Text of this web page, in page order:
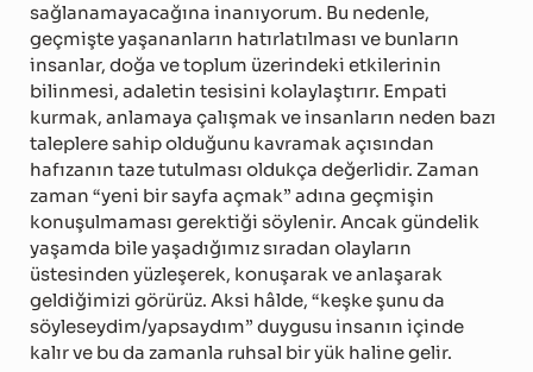
sağlanamayacağına inanıyorum. Bu nedenle,
geçmişte yaşananların hatırlatılması ve bunların
insanlar, doğa ve toplum üzerindeki etkilerinin
bilinmesi, adaletin tesisini kolaylaştırır. Empati
kurmak, anlamaya çalışmak ve insanların neden bazı
taleplere sahip olduğunu kavramak açısından
hafızanın taze tutulması oldukça değerlidir. Zaman
zaman “yeni bir sayfa açmak” adına geçmişin
konuşulmaması gerektiği söylenir. Ancak gündelik
yaşamda bile yaşadığımız sıradan olayların
üstesinden yüzleşerek, konuşarak ve anlaşarak
geldiğimizi görürüz. Aksi hâlde, “keşke şunu da
söyleseydim/yapsaydım” duygusu insanın içinde
kalır ve bu da zamanla ruhsal bir yük haline gelir.